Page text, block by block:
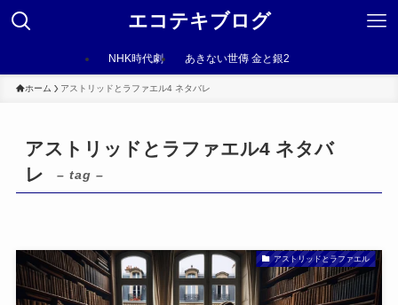
エコテキブログ
NHK時代劇 あきない世傳 金と銀2
ホーム アストリッドとラファエル4 ネタバレ
アストリッドとラファエル4 ネタバ
レ
– tag –
アストリッドとラファエル